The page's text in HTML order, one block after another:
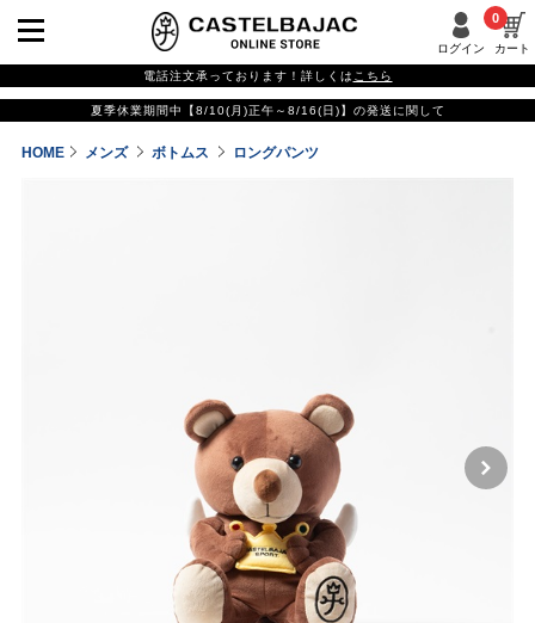
ログイン カート
0
電話注文承っております！詳しくは こちら
夏季休業期間中【8/10(月)正午～8/16(日)】の発送に関して
HOME メンズ ボトムス ロングパンツ